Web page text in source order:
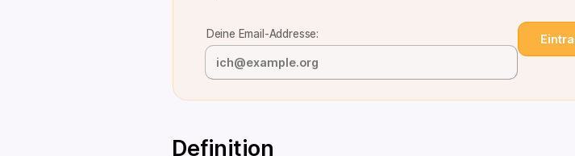
Deine Email-Addresse:
Definition